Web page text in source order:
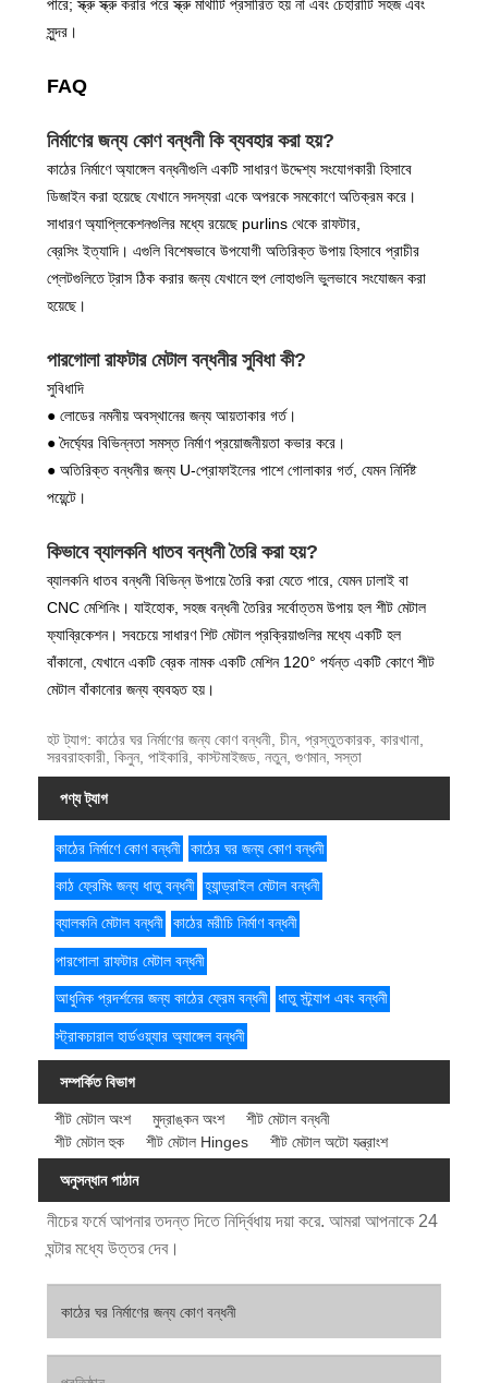
পারে; স্ক্রু স্ক্রু করার পরে স্ক্রু মাথাটি প্রসারিত হয় না এবং চেহারাটি সহজ এবং
সুন্দর।
FAQ
নির্মাণের জন্য কোণ বন্ধনী কি ব্যবহার করা হয়?
কাঠের নির্মাণে অ্যাঙ্গেল বন্ধনীগুলি একটি সাধারণ উদ্দেশ্য সংযোগকারী হিসাবে
ডিজাইন করা হয়েছে যেখানে সদস্যরা একে অপরকে সমকোণে অতিক্রম করে।
সাধারণ অ্যাপ্লিকেশনগুলির মধ্যে রয়েছে purlins থেকে রাফটার,
ব্রেসিং ইত্যাদি। এগুলি বিশেষভাবে উপযোগী অতিরিক্ত উপায় হিসাবে প্রাচীর
প্লেটগুলিতে ট্রাস ঠিক করার জন্য যেখানে হুপ লোহাগুলি ভুলভাবে সংযোজন করা
হয়েছে।
পারগোলা রাফটার মেটাল বন্ধনীর সুবিধা কী?
সুবিধাদি
● লোডের নমনীয় অবস্থানের জন্য আয়তাকার গর্ত।
● দৈর্ঘ্যের বিভিন্নতা সমস্ত নির্মাণ প্রয়োজনীয়তা কভার করে।
● অতিরিক্ত বন্ধনীর জন্য U-প্রোফাইলের পাশে গোলাকার গর্ত, যেমন নির্দিষ্ট
পয়েন্টে।
কিভাবে ব্যালকনি ধাতব বন্ধনী তৈরি করা হয়?
ব্যালকনি ধাতব বন্ধনী বিভিন্ন উপায়ে তৈরি করা যেতে পারে, যেমন ঢালাই বা
CNC মেশিনিং। যাইহোক, সহজ বন্ধনী তৈরির সর্বোত্তম উপায় হল শীট মেটাল
ফ্যাব্রিকেশন। সবচেয়ে সাধারণ শিট মেটাল প্রক্রিয়াগুলির মধ্যে একটি হল
বাঁকানো, যেখানে একটি ব্রেক নামক একটি মেশিন 120° পর্যন্ত একটি কোণে শীট
মেটাল বাঁকানোর জন্য ব্যবহৃত হয়।
হট ট্যাগ: কাঠের ঘর নির্মাণের জন্য কোণ বন্ধনী, চীন, প্রস্তুতকারক, কারখানা,
সরবরাহকারী, কিনুন, পাইকারি, কাস্টমাইজড, নতুন, গুণমান, সস্তা
পণ্য ট্যাগ
কাঠের নির্মাণে কোণ বন্ধনী কাঠের ঘর জন্য কোণ বন্ধনী
কাঠ ফ্রেমিং জন্য ধাতু বন্ধনী হ্যান্ড্রাইল মেটাল বন্ধনী
ব্যালকনি মেটাল বন্ধনী কাঠের মরীচি নির্মাণ বন্ধনী
পারগোলা রাফটার মেটাল বন্ধনী
আধুনিক প্রদর্শনের জন্য কাঠের ফ্রেম বন্ধনী ধাতু স্ট্র্যাপ এবং বন্ধনী
স্ট্রাকচারাল হার্ডওয়্যার অ্যাঙ্গেল বন্ধনী
সম্পর্কিত বিভাগ
শীট মেটাল অংশ মুদ্রাঙ্কন অংশ
শীট মেটাল বন্ধনী
শীট মেটাল হুক
শীট মেটাল Hinges শীট মেটাল অটো যন্ত্রাংশ
অনুসন্ধান পাঠান
নীচের ফর্মে আপনার তদন্ত দিতে নির্দ্বিধায় দয়া করে. আমরা আপনাকে 24
ঘন্টার মধ্যে উত্তর দেব।